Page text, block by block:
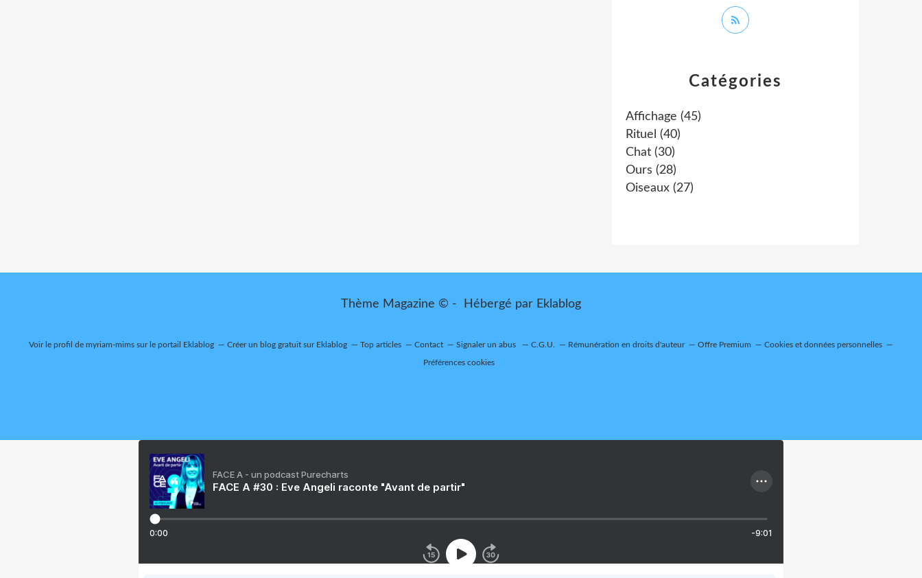
Catégories
Affichage (45)
Rituel (40)
Chat (30)
Ours (28)
Oiseaux (27)
Thème Magazine © - Hébergé par Eklablog
Voir le profil de myriam-mims sur le portail Eklablog Créer un blog gratuit sur Eklablog Top articles Contact Signaler un abus C.G.U. Rémunération en droits d'auteur Offre Premium Cookies et données personnelles
Préférences cookies
FACE A - un podcast Purecharts
FACE A #30 : Eve Angeli raconte "Avant de partir"
0:00 -9:01